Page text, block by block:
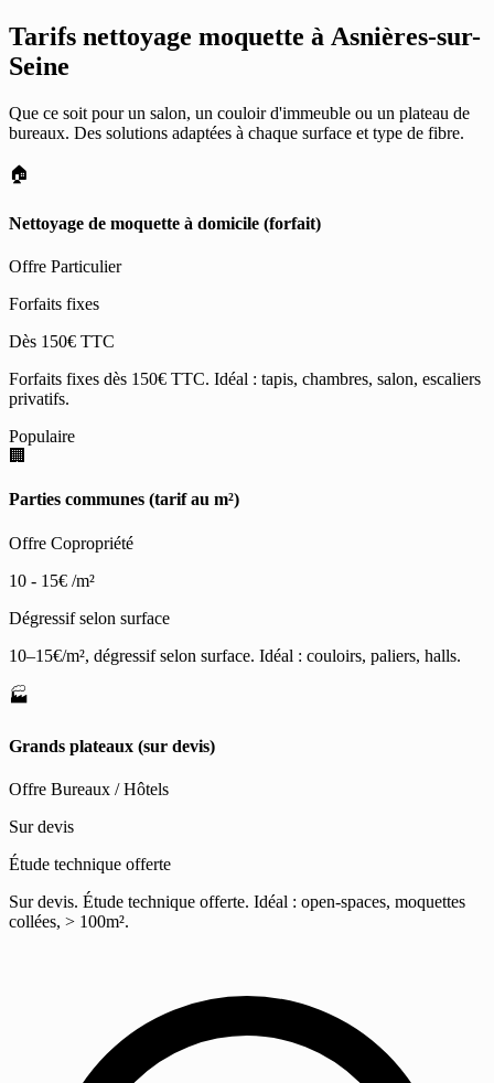
Tarifs nettoyage moquette à Asnières-sur-
Seine
Que ce soit pour un salon, un couloir d'immeuble ou un plateau de
bureaux. Des solutions adaptées à chaque surface et type de fibre.
🏠
Nettoyage de moquette à domicile (forfait)
Offre Particulier
Forfaits fixes
Dès 150€ TTC
Forfaits fixes dès 150€ TTC. Idéal : tapis, chambres, salon, escaliers
privatifs.
Populaire
🏢
Parties communes (tarif au m²)
Offre Copropriété
10 - 15€ /m²
Dégressif selon surface
10–15€/m², dégressif selon surface. Idéal : couloirs, paliers, halls.
🏭
Grands plateaux (sur devis)
Offre Bureaux / Hôtels
Sur devis
Étude technique offerte
Sur devis. Étude technique offerte. Idéal : open-spaces, moquettes
collées, > 100m².